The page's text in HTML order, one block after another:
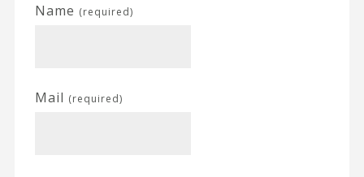
Name (required)
Mail (required)